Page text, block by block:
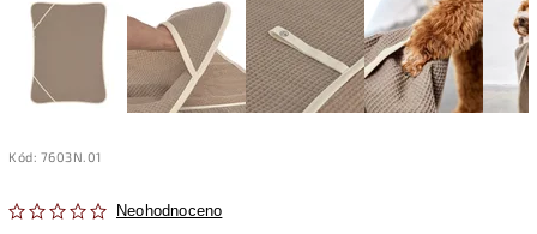
Kód: 7603N.01
Neohodnoceno